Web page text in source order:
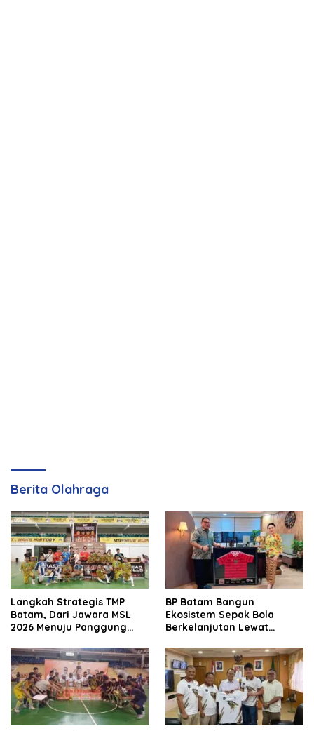
Berita Olahraga
Langkah Strategis TMP
Batam, Dari Jawara MSL
2026 Menuju Panggung
BP Batam Bangun
Ekosistem Sepak Bola
Berkelanjutan Lewat